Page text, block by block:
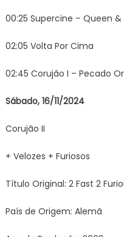
00:25 Supercine – Queen &
02:05 Volta Por Cima
02:45 Corujão I – Pecado
Sábado, 16/11/2024
Corujão II
+ Velozes + Furiosos
Título Original: 2 Fast 2
País de Origem: Alemã